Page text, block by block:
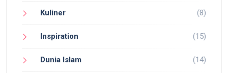
Kuliner (8)
Inspiration (15)
Dunia Islam (14)